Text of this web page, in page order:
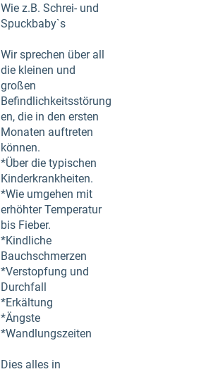
Wie z.B. Schrei- und
Spuckbaby`s
Wir sprechen über all
die kleinen und
großen
Befindlichkeitsstörung
en, die in den ersten
Monaten auftreten
können.
*Über die typischen
Kinderkrankheiten.
*Wie umgehen mit
erhöhter Temperatur
bis Fieber.
*Kindliche
Bauchschmerzen
*Verstopfung und
Durchfall
*Erkältung
*Ängste
*Wandlungszeiten
Dies alles in